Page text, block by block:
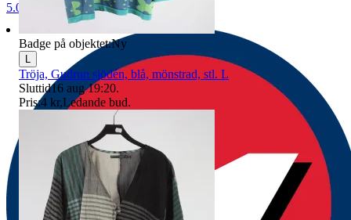
5.0
Badge på objektet:Ny
Tröja, Gudrun sjödén, blå, mönstrad, stl. L
Sluttid16 aug 19:20.
Pris:4 kr,Ledande bud.